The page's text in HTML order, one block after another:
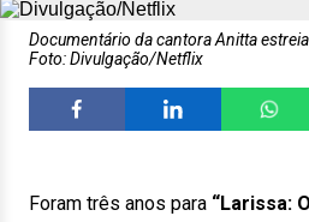
Documentário da cantora Anitta
Foto: Divulgação/Netflix
Foram três anos para “Larissa: